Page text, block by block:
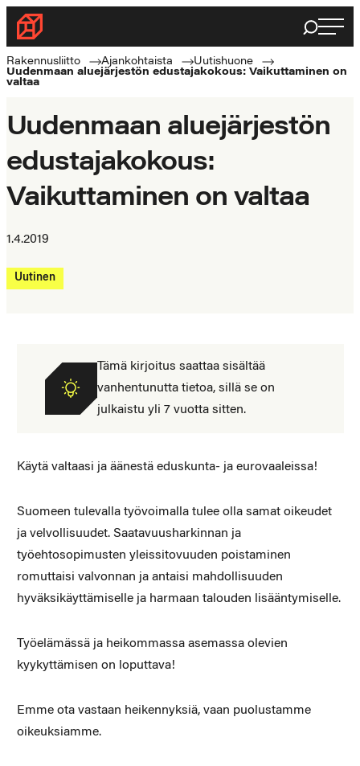
Siirry
suoraan
sisältöön
Rakennusliitto
Rakennusalan
ammattilaisten
Haku
Rakennusliitto Ajankohtaista
Uutishuone
Uudenmaan aluejärjestön edustajakokous: Vaikuttaminen on
valtaa
Uudenmaan aluejärjestön
edustajakokous:
Vaikuttaminen on valtaa
1.4.2019
Uutinen
Tämä kirjoitus saattaa sisältää
vanhentunutta tietoa, sillä se on
julkaistu yli 7 vuotta sitten.
Käytä valtaasi ja äänestä eduskunta- ja eurovaaleissa!
Suomeen tulevalla työvoimalla tulee olla samat oikeudet
ja velvollisuudet. Saatavuusharkinnan ja
työehtosopimusten yleissitovuuden poistaminen
romuttaisi valvonnan ja antaisi mahdollisuuden
hyväksikäyttämiselle ja harmaan talouden lisääntymiselle.
Työelämässä ja heikommassa asemassa olevien
kyykyttämisen on loputtava!
Emme ota vastaan heikennyksiä, vaan puolustamme
oikeuksiamme.